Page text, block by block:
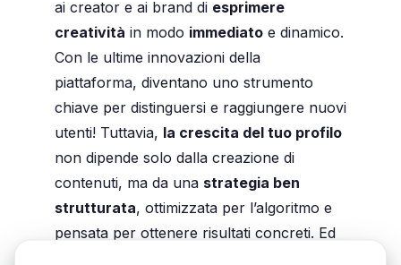
ai creator e ai brand di esprimere
creatività in modo immediatoe dinamico.
Con le ultime innovazioni della
piattaforma, diventano uno strumento
chiave per distinguersi e raggiungere nuovi
utenti! Tuttavia, la crescita del tuo profilo
non dipende solo dalla creazione di
contenuti, ma da una strategia ben
strutturata, ottimizzata per l’algoritmo e
pensata per ottenere risultati concreti. Ed